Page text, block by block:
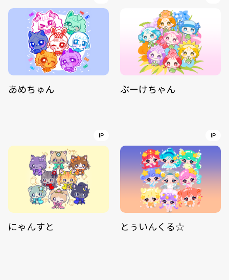
あめちゅん ぶーけちゃん
IP
にゃんすと
IP
とぅいんくる☆